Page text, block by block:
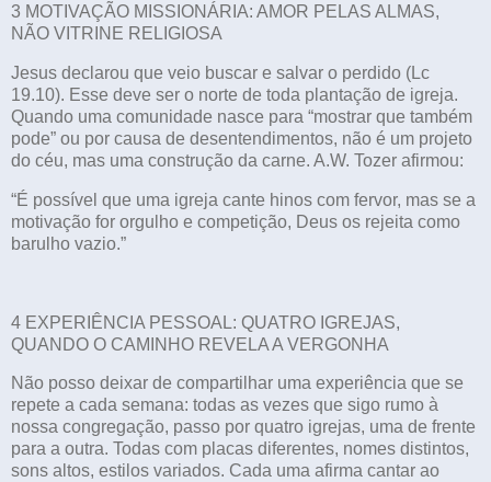
3 MOTIVAÇÃO MISSIONÁRIA: AMOR PELAS ALMAS,
NÃO VITRINE RELIGIOSA
Jesus declarou que veio buscar e salvar o perdido (Lc
19.10). Esse deve ser o norte de toda plantação de igreja.
Quando uma comunidade nasce para “mostrar que também
pode” ou por causa de desentendimentos, não é um projeto
do céu, mas uma construção da carne. A.W. Tozer afirmou:
“É possível que uma igreja cante hinos com fervor, mas se a
motivação for orgulho e competição, Deus os rejeita como
barulho vazio.”
4 EXPERIÊNCIA PESSOAL: QUATRO IGREJAS,
QUANDO O CAMINHO REVELA A VERGONHA
Não posso deixar de compartilhar uma experiência que se
repete a cada semana: todas as vezes que sigo rumo à
nossa congregação, passo por quatro igrejas, uma de frente
para a outra. Todas com placas diferentes, nomes distintos,
sons altos, estilos variados. Cada uma afirma cantar ao